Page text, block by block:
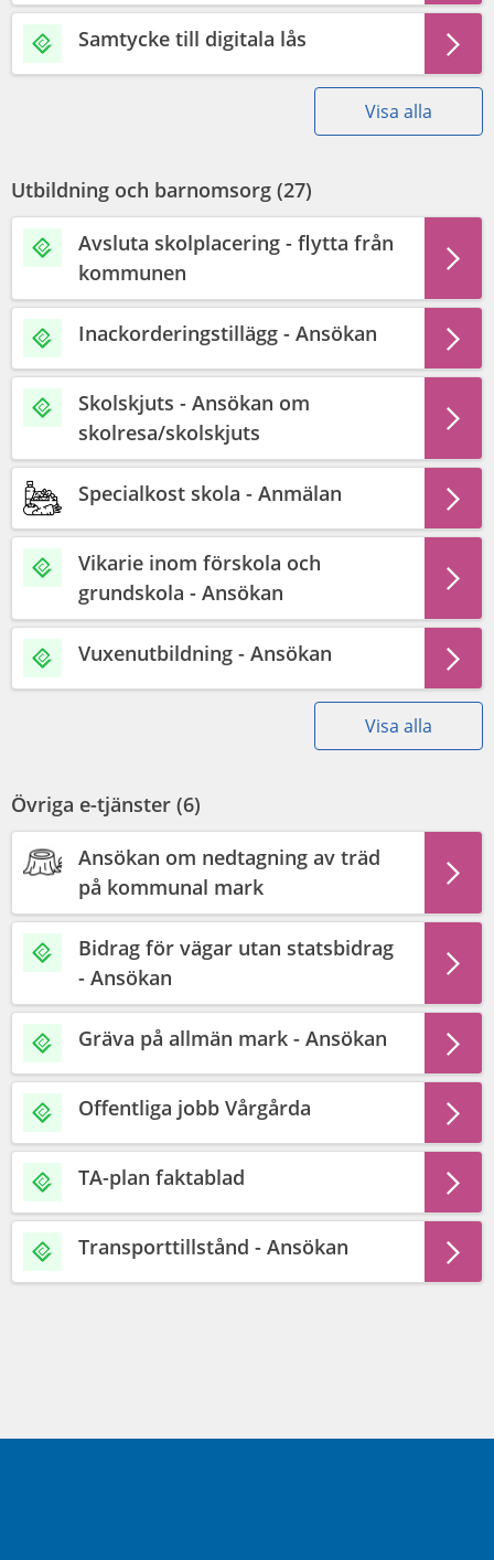
Samtycke till digitala lås
Visa alla
Utbildning och barnomsorg (27)
Avsluta skolplacering - flytta från
kommunen
Inackorderingstillägg - Ansökan
Skolskjuts - Ansökan om
skolresa/skolskjuts
Specialkost skola - Anmälan
Vikarie inom förskola och
grundskola - Ansökan
Vuxenutbildning - Ansökan
Visa alla
Övriga e-tjänster (6)
Ansökan om nedtagning av träd
på kommunal mark
Bidrag för vägar utan statsbidrag
- Ansökan
Gräva på allmän mark - Ansökan
Offentliga jobb Vårgårda
TA-plan faktablad
Transporttillstånd - Ansökan